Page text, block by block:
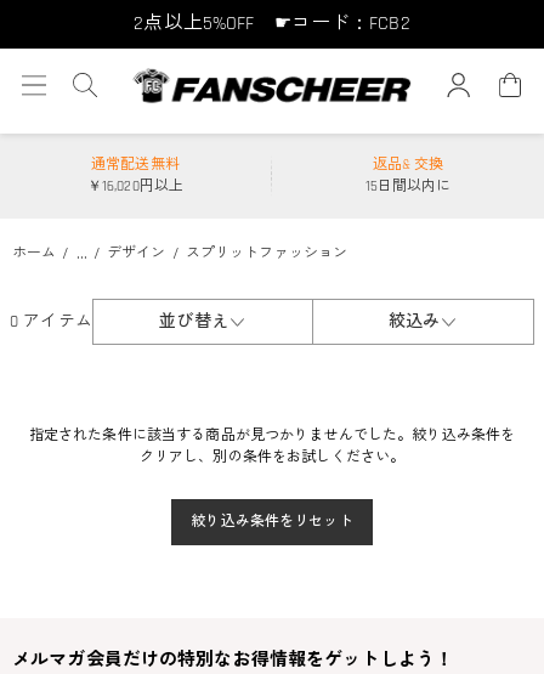
2点以上5%OFF ☛コード：FCB2
10点以上10%OFF ☛コード：FCB10
通常配送無料
￥16,020円以上
返品& 交換
15日間以内に
ホーム ... デザイン スプリットファッション
0 アイテム 並び替え 絞込み
指定された条件に該当する商品が見つかりませんでした。絞り込み条件を
クリアし、別の条件をお試しください。
絞り込み条件をリセット
メルマガ会員だけの特別なお得情報をゲットしよう！